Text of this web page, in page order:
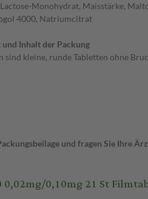
Monohydrat, Maisstärke,
4000, Natriumcitrat
und Inhalt der Packung
kleine, runde Tabletten ohne
und fragen Sie Ihre
0,10mg 21 St